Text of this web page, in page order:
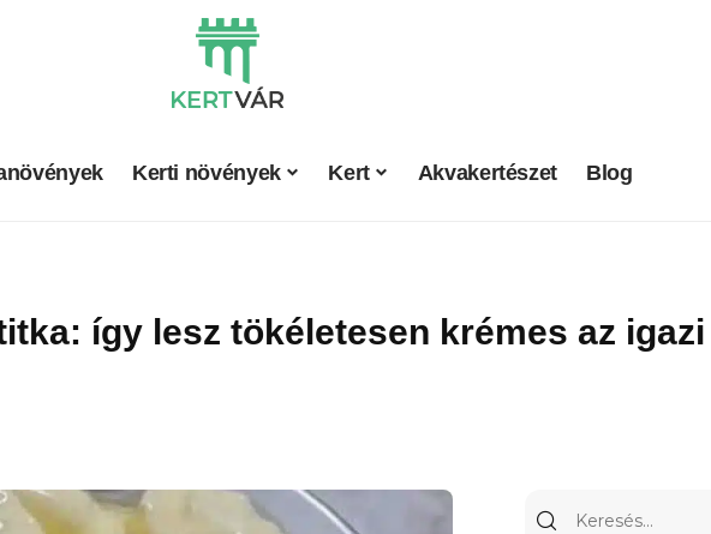
Kerti növények Kert Akvakertészet Blog
így lesz tökéletesen krémes az